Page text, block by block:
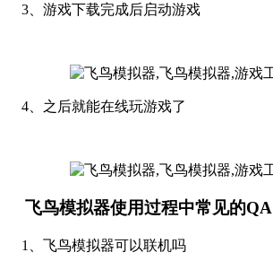
3、游戏下载完成后启动游戏
4、之后就能在线玩游戏了
飞鸟模拟器使用过程中常见的QA
1、飞鸟模拟器可以联机吗